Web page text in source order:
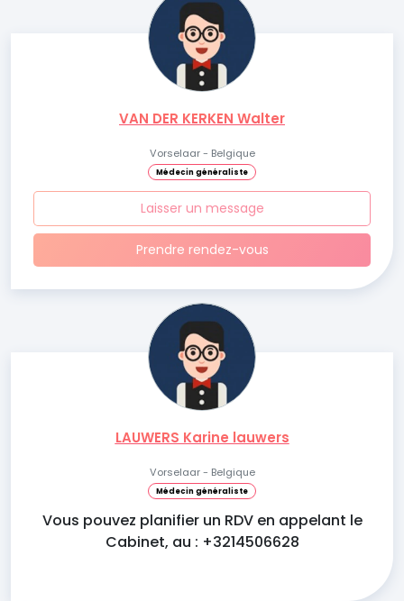
VAN DER KERKEN Walter
Vorselaar - Belgique
Médecin généraliste
Laisser un message
Prendre rendez-vous
LAUWERS Karine lauwers
Vorselaar - Belgique
Médecin généraliste
Vous pouvez planifier un RDV en appelant le
Cabinet, au : +3214506628